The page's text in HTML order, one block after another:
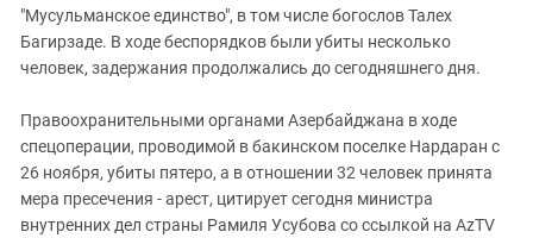
Южная Осетия
Южный Кавказ
"Мусульманское единство", в том числе богослов Талех
Багирзаде. В ходе беспорядков были убиты несколько
человек, задержания продолжались до сегодняшнего дня.
Правоохранительными органами Азербайджана в ходе
спецоперации, проводимой в бакинском поселке Нардаран с
26 ноября, убиты пятеро, а в отношении 32 человек принята
мера пресечения - арест, цитирует сегодня министра
внутренних дел страны Рамиля Усубова со ссылкой на AzTV